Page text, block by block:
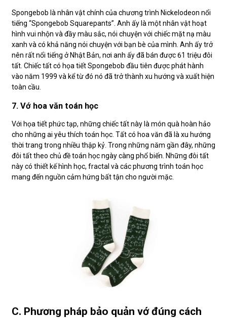
Spongebob là nhân vật chính của chương trình Nickelodeon nổi
tiếng “Spongebob Squarepants”. Anh ấy là một nhân vật hoạt
hình vui nhộn và đầy màu sắc, nói chuyện với chiếc mặt nạ màu
xanh và có khả năng nói chuyện với bạn bè của mình. Anh ấy trở
nên rất nổi tiếng ở Nhật Bản, nơi anh ấy đã bán được 61 triệu đôi
tất. Chiếc tất có họa tiết Spongebob đầu tiên được phát hành
vào năm 1999 và kể từ đó nó đã trở thành xu hướng và xuất hiện
toàn cầu.
7. Vớ hoa văn toán học
Với họa tiết phức tạp, những chiếc tất này là món quà hoàn hảo
cho những ai yêu thích toán học. Tất có hoa văn đã là xu hướng
thời trang trong nhiều thập kỷ. Trong những năm gần đây, những
đôi tất theo chủ đề toán học ngày càng phổ biến. Những đôi tất
này có thiết kế hình học, fractal và các phương trình toán học
mang đến nguồn cảm hứng bất tận cho người mặc.
C. Phương pháp bảo quản vớ đúng cách